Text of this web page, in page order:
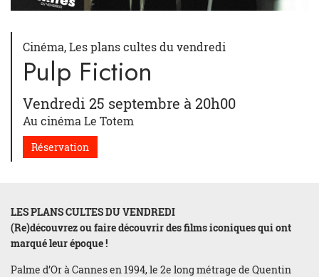
Cinéma, Les plans cultes du vendredi
Pulp Fiction
Vendredi 25 septembre à 20h00
Au cinéma Le Totem
Réservation
LES PLANS CULTES DU VENDREDI
(Re)découvrez ou faire découvrir des films iconiques qui ont
marqué leur époque !
Palme d’Or à Cannes en 1994, le 2e long métrage de Quentin